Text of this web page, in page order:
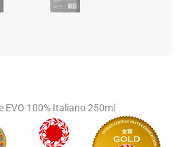
EVO 100% Italiano 250ml